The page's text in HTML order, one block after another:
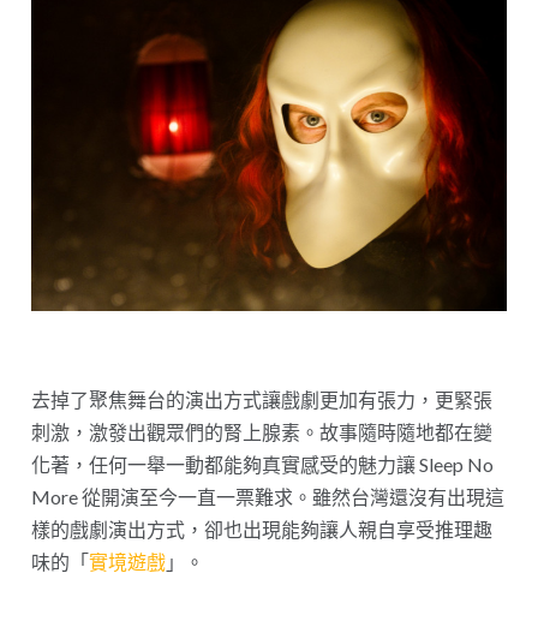
去掉了聚焦舞台的演出方式讓戲劇更加有張力，更緊張
刺激，激發出觀眾們的腎上腺素。故事隨時隨地都在變
化著，任何一舉一動都能夠真實感受的魅力讓 Sleep No
More 從開演至今一直一票難求。雖然台灣還沒有出現這
樣的戲劇演出方式，卻也出現能夠讓人親自享受推理趣
味的「實境遊戲 」。